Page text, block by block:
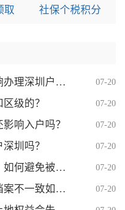
取 社保个税积分
个人征信有逾期记录，会影响办理深圳户口吗？ 07-20
级的？ 07-20
响入户吗？ 07-20
圳吗？ 07-20
找中介代办深圳户口靠谱吗？如何避免被骗？ 07-20
身份信息（姓名、年龄）与档案不一致如何解决？ 07-20